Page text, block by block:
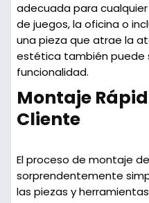
adecuada para
de juegos, la oficina o
una pieza que atrae la
estética también puede
funcionalidad.
Montaje
Cliente
El proceso de montaje
sorprendentemente
las piezas y